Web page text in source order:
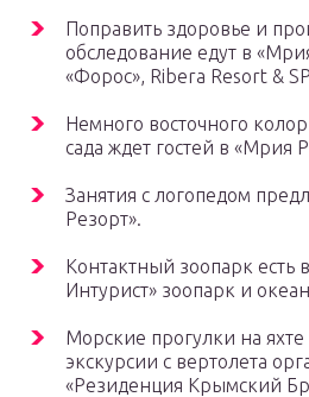
Поправить здоровье и
обследование едут в
«Форос», Ribera Resort &
Немного восточного
сада ждет гостей в «Мрия
Занятия с логопедом
Резорт».
Контактный зоопарк есть
Интурист» зоопарк и
Морские прогулки на
экскурсии с вертолета
«Резиденция Крымский